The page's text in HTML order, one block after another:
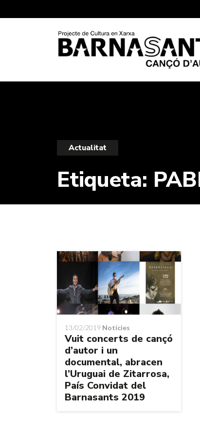
Actualitat
Etiqueta:
13/02/2019 Notícies
Vuit concerts de cançó
d’autor i un
documental, abracen
l’Uruguai de Zitarrosa,
País Convidat del
Barnasants 2019